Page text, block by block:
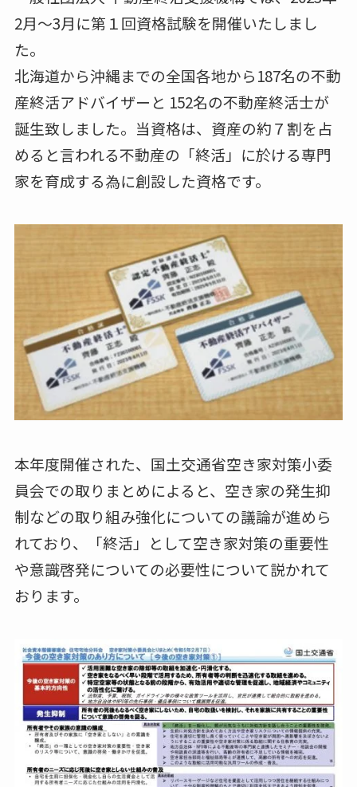
2月〜3月に第１回資格試験を開催いたしまし
た。
北海道から沖縄までの全国各地から187名の不動
産終活アドバイザーと 152名の不動産終活士が
誕生致しました。当資格は、資産の約７割を占
めると言われる不動産の「終活」に於ける専門
家を育成する為に創設した資格です。
本年度開催された、国土交通省空き家対策小委
員会での取りまとめによると、空き家の発生抑
制などの取り組み強化についての議論が進めら
れており、「終活」として空き家対策の重要性
や意識啓発についての必要性について説かれて
おります。